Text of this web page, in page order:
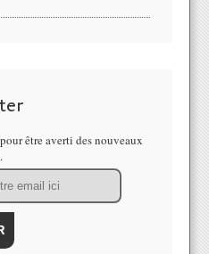
être averti des nouveaux